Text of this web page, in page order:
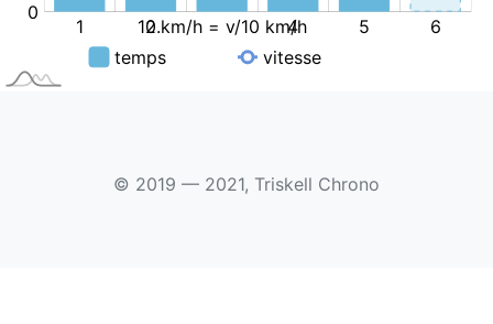
© 2019 — 2021, Triskell Chrono